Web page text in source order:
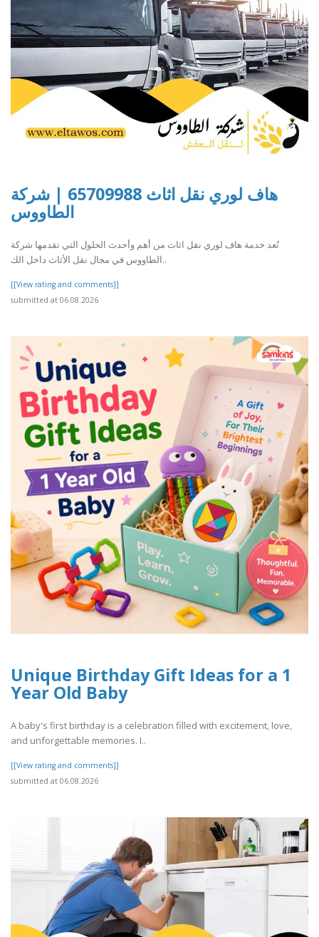
هاف لوري نقل اثاث 65709988 | شركة
الطاووس
تُعد خدمة هاف لوري نقل اثاث من أهم وأحدث الحلول التي تقدمها شركة
الطاووس في مجال نقل الأثاث داخل الك..
[[View rating and comments]]
submitted at 06.08.2026
Unique Birthday Gift Ideas for a 1
Year Old Baby
A baby's first birthday is a celebration filled with excitement, love,
and unforgettable memories. I..
[[View rating and comments]]
submitted at 06.08.2026